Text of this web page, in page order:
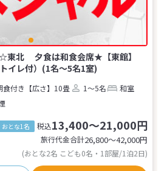
東北 夕食は和食会席★【東館】
イレ付）(1名～5名1室)
食付き 【広さ】10畳 1～5名
和室
おとな1名 税込13,400～21,000円
旅行代金合計26,800〜42,000円
(おとな2名 こども0名・1部屋/1泊2日)